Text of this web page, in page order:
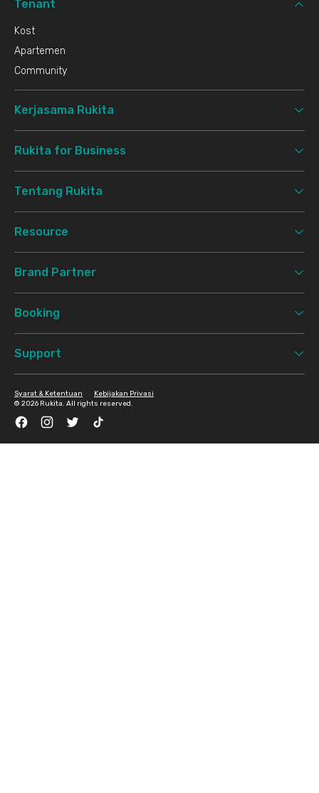
Tenant
Kost
Apartemen
Community
Kerjasama Rukita
Rukita for Business
Tentang Rukita
Resource
Brand Partner
Booking
Support
© 2026 Rukita. All rights reserved.
Syarat & Ketentuan Kebijakan Privasi
FacebookInstagramTwitter TikTok